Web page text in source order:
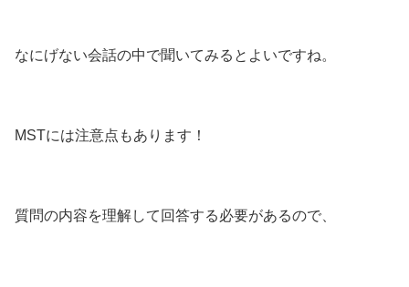
なにげない会話の中で聞いてみるとよいですね。
MSTには注意点もあります！
質問の内容を理解して回答する必要があるので、